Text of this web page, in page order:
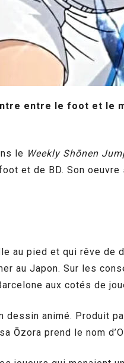
entre le foot et le
le Weekly Shōnen
et de BD. Son
au pied et qui rêve de
au Japon. Sur les
aux cotés de
animé. Produit
Ōzora prend le nom